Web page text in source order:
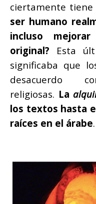
ciertamente tiene
ser humano
incluso
original? Esta
significaba que
desacuerdo
religiosas. La
los textos hasta
raíces en el árabe.